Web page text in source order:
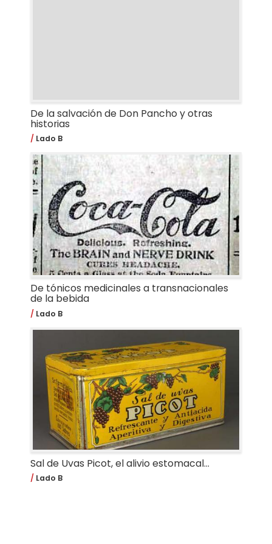
De la salvación de Don Pancho y otras
historias
Lado B
De tónicos medicinales a transnacionales
de la bebida
Lado B
Sal de Uvas Picot, el alivio estomacal...
Lado B